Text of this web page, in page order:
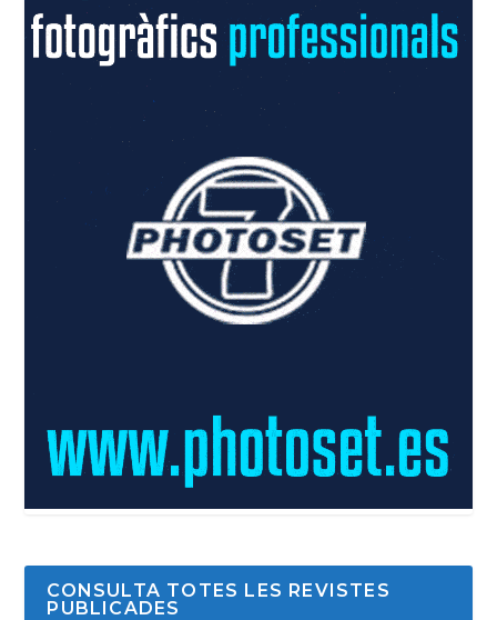
CONSULTA TOTES LES REVISTES
PUBLICADES